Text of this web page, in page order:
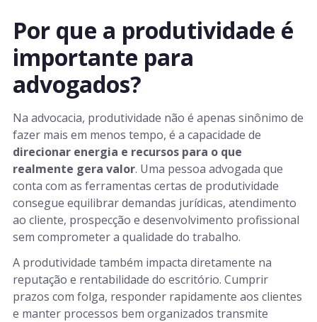
Por que a produtividade é
importante para
advogados?
Na advocacia, produtividade não é apenas sinônimo de
fazer mais em menos tempo, é a capacidade de
direcionar energia e recursos para o que
realmente gera valor. Uma pessoa advogada que
conta com as ferramentas certas de produtividade
consegue equilibrar demandas jurídicas, atendimento
ao cliente, prospecção e desenvolvimento profissional
sem comprometer a qualidade do trabalho.
A produtividade também impacta diretamente na
reputação e rentabilidade do escritório. Cumprir
prazos com folga, responder rapidamente aos clientes
e manter processos bem organizados transmite